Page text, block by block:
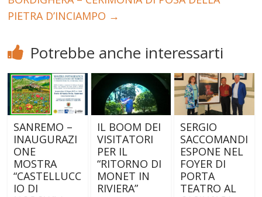
PIETRA D’INCIAMPO →
Potrebbe anche interessarti
SANREMO –
INAUGURAZI
ONE
MOSTRA
“CASTELLUCC
IO DI
IL BOOM DEI
VISITATORI
PER IL
“RITORNO DI
MONET IN
RIVIERA”
SERGIO
SACCOMANDI
ESPONE NEL
FOYER DI
PORTA
TEATRO AL